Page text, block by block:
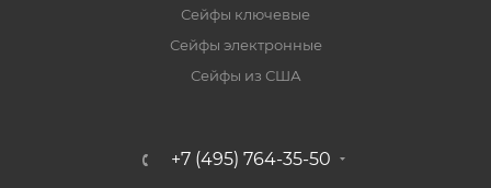
Сейфы ключевые
Сейфы электронные
Сейфы из США
+7 (495) 764-35-50